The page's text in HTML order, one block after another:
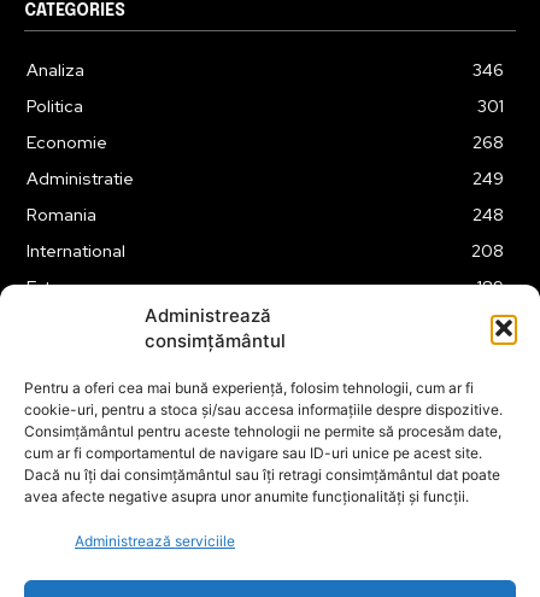
Administrează
consimțământul
Pentru a oferi cea mai bună experiență, folosim tehnologii, cum ar fi
cookie-uri, pentru a stoca și/sau accesa informațiile despre dispozitive.
Consimțământul pentru aceste tehnologii ne permite să procesăm date,
cum ar fi comportamentul de navigare sau ID-uri unice pe acest site.
Dacă nu îți dai consimțământul sau îți retragi consimțământul dat poate
avea afecte negative asupra unor anumite funcționalități și funcții.
Administrează serviciile
CATEGORIES
Analiza
346
Politica
301
Economie
268
Administratie
249
Romania
248
International
208
Externe
189
175
Tehnologie
Financiar
160
ABUZURI
158
Social
Educatie
Cultura
149